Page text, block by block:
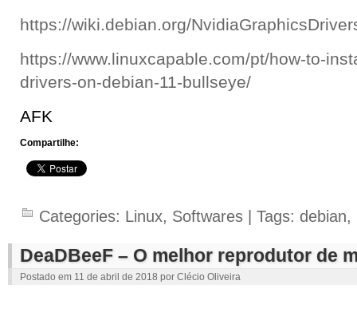
https://wiki.debian.org/
https://www.linuxcapable.com/pt/how-to-
drivers-on-debian-11-bullseye/
AFK
Compartilhe:
Categories: Linux, Softwares | Tags: debian,
DeaDBeeF – O melhor reprodutor de
Postado em 11 de abril de 2018 por Clécio Oliveira